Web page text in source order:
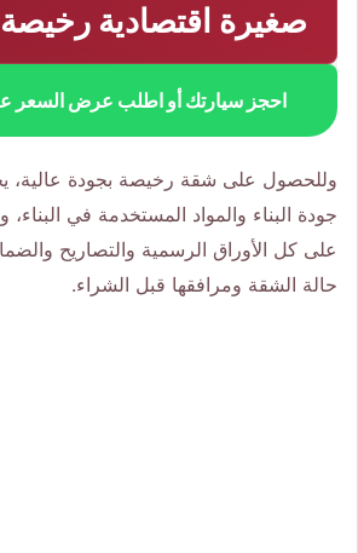
صغيرة اقتصادية
احجز سيارتك أو اطلب عرض السعر
وللحصول على شقة رخيصة بجودة عالية،
جودة البناء والمواد المستخدمة في
على كل الأوراق الرسمية والتصاريح
حالة الشقة ومرافقها قبل الشراء.